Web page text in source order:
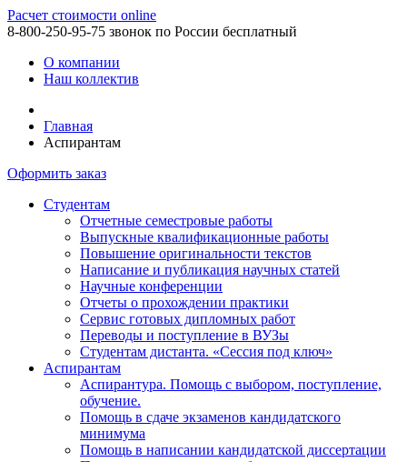
Расчет стоимости online
8-800-250-95-75 звонок по России бесплатный
О компании
Наш коллектив
Главная
Аспирантам
Оформить заказ
Студентам
Отчетные семестровые работы
Выпускные квалификационные работы
Повышение оригинальности текстов
Написание и публикация научных статей
Научные конференции
Отчеты о прохождении практики
Сервис готовых дипломных работ
Переводы и поступление в ВУЗы
Студентам дистанта. «Сессия под ключ»
Аспирантам
Аспирантура. Помощь с выбором, поступление,
обучение.
Помощь в сдаче экзаменов кандидатского
минимума
Помощь в написании кандидатской диссертации